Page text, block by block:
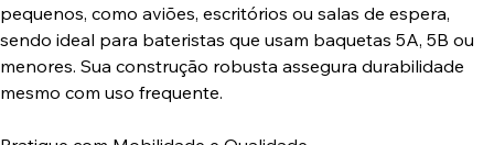
pequenos, como aviões, escritórios ou salas de espera,
sendo ideal para bateristas que usam baquetas 5A, 5B ou
menores. Sua construção robusta assegura durabilidade
mesmo com uso frequente.